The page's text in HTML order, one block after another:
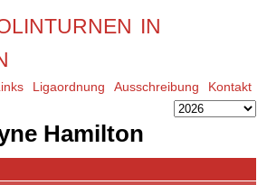
in
Ligaordnung Ausschreibung Kontakt
Hamilton